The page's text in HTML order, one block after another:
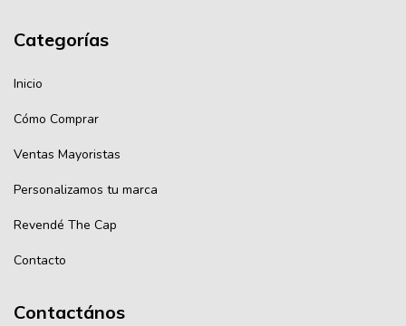
Categorías
Inicio
Cómo Comprar
Ventas Mayoristas
Personalizamos tu marca
Revendé The Cap
Contacto
Contactános